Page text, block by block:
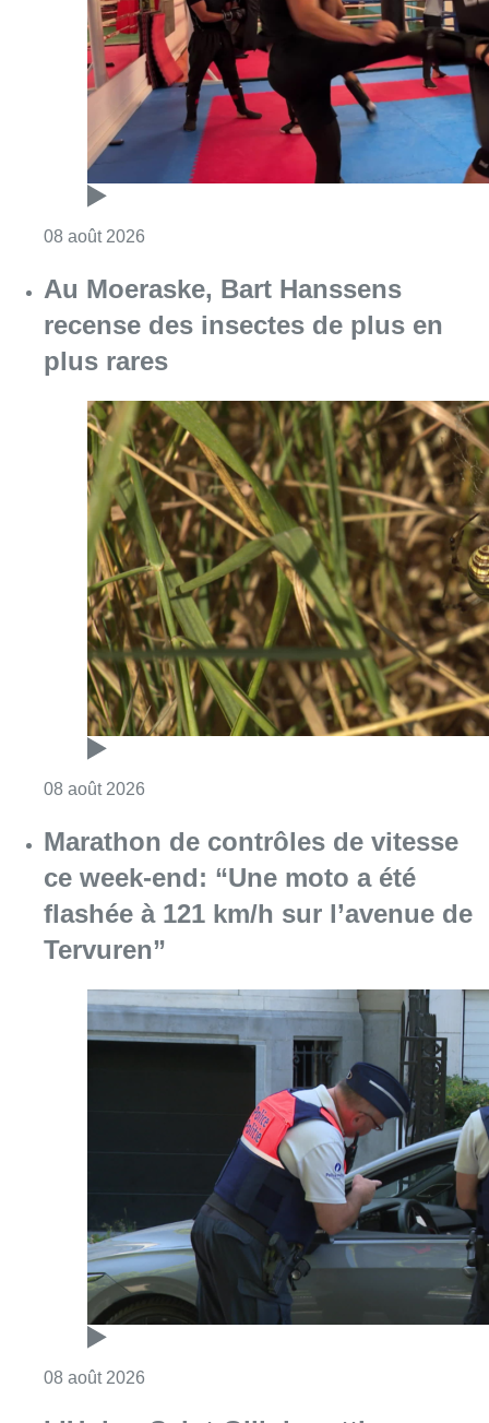
recense des insectes de plus en
plus rares
08 août 2026Consulter l'article "Au Moeraske, Bart
Marathon de contrôles de vitesse
ce week-end: “Une moto a été
flashée à 121 km/h sur l’avenue de
Tervuren”
Consulter l'article "Marathon de contrôles
L’Union Saint-Gilloise attire
Bertram Kvist, milieu danois de 21
ans qui renforce les U23